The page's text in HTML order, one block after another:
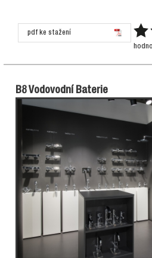
pdf ke stažení
B8 Vodovodní Baterie